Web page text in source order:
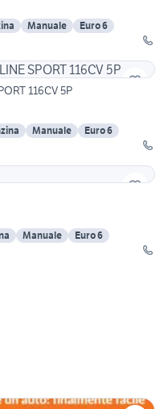
Manuale
Euro 6
116CV 5P
Manuale
Euro 6
Manuale
Euro 6